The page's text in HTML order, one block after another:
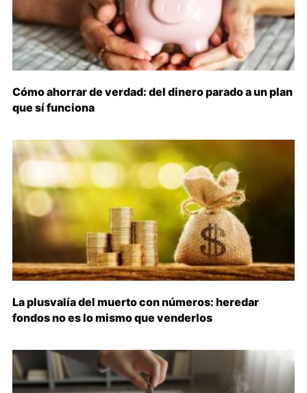
Cómo ahorrar de verdad: del dinero parado a un plan
que sí funciona
La plusvalía del muerto con números: heredar
fondos no es lo mismo que venderlos